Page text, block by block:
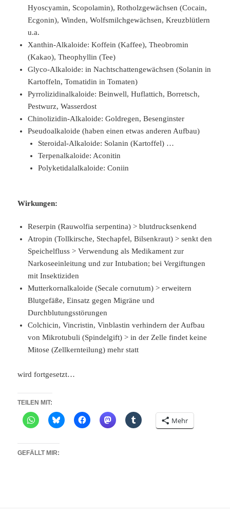
Hyoscyamin, Scopolamin), Rotholzgewächsen (Cocain,
Ecgonin), Winden, Wolfsmilchgewächsen, Kreuzblütlern
u.a.
Xanthin-Alkaloide: Koffein (Kaffee), Theobromin
(Kakao), Theophyllin (Tee)
Glyco-Alkaloide: in Nachtschattengewächsen (Solanin in
Kartoffeln, Tomatidin in Tomaten)
Pyrrolizidinalkaloide: Beinwell, Huflattich, Borretsch,
Pestwurz, Wasserdost
Chinolizidin-Alkaloide: Goldregen, Besenginster
Pseudoalkaloide (haben einen etwas anderen Aufbau)
Steroidal-Alkaloide: Solanin (Kartoffel) …
Terpenalkaloide: Aconitin
Polyketidalalkaloide: Coniin
Wirkungen:
Reserpin (Rauwolfia serpentina) > blutdrucksenkend
Atropin (Tollkirsche, Stechapfel, Bilsenkraut) > senkt den
Speichelfluss > Verwendung als Medikament zur
Narkoseeinleitung und zur Intubation; bei Vergiftungen
mit Insektiziden
Mutterkornalkaloide (Secale cornutum) > erweitern
Blutgefäße, Einsatz gegen Migräne und
Durchblutungsstörungen
Colchicin, Vincristin, Vinblastin verhindern der Aufbau
von Mikrotubuli (Spindelgift) > in der Zelle findet keine
Mitose (Zellkernteilung) mehr statt
wird fortgesetzt…
TEILEN MIT:
Mehr
GEFÄLLT MIR: